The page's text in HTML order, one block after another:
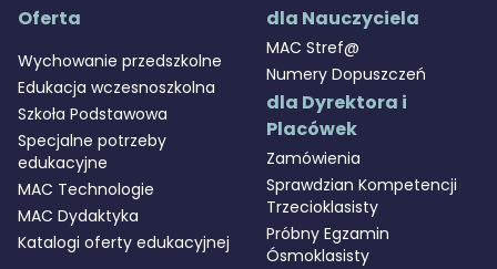
Oferta
Wychowanie przedszkolne
Edukacja wczesnoszkolna
Szkoła Podstawowa
Specjalne potrzeby
edukacyjne
MAC Technologie
MAC Dydaktyka
Katalogi oferty edukacyjnej
dla Nauczyciela
MAC Stref@
Numery Dopuszczeń
dla Dyrektora i
Placówek
Zamówienia
Sprawdzian Kompetencji
Trzecioklasisty
Próbny Egzamin
Ósmoklasisty